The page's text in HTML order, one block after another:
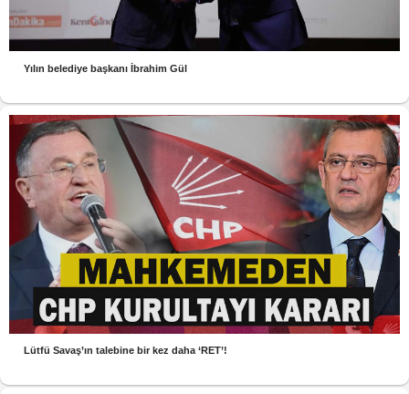
Yılın belediye başkanı İbrahim Gül
Lütfü Savaş’ın talebine bir kez daha ‘RET’!